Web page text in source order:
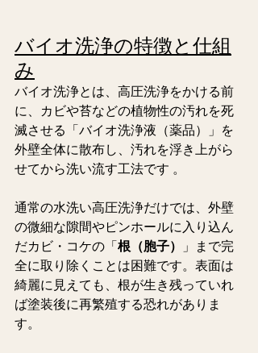
バイオ洗浄の特徴と仕組
み
バイオ洗浄とは、高圧洗浄をかける前
に、カビや苔などの植物性の汚れを死
滅させる「バイオ洗浄液（薬品）」を
外壁全体に散布し、汚れを浮き上がら
せてから洗い流す工法です 。
通常の水洗い高圧洗浄だけでは、外壁
の微細な隙間やピンホールに入り込ん
だカビ・コケの「根（胞子）
」まで完
全に取り除くことは困難です。表面は
綺麗に見えても、根が生き残っていれ
ば塗装後に再繁殖する恐れがありま
す。